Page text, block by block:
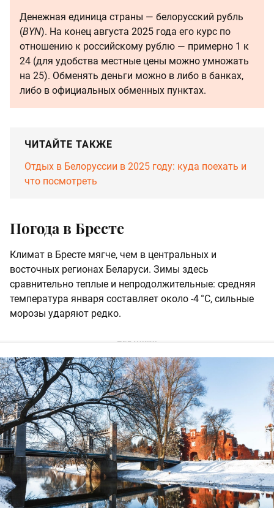
Денежная единица страны — белорусский рубль
(BYN). На конец августа 2025 года его курс по
отношению к российскому рублю — примерно 1 к
24 (для удобства местные цены можно умножать
на 25). Обменять деньги можно в либо в банках,
либо в официальных обменных пунктах.
ЧИТАЙТЕ ТАКЖЕ
Отдых в Белоруссии в 2025 году: куда поехать и
что посмотреть
Погода в Бресте
Климат в Бресте мягче, чем в центральных и
восточных регионах Беларуси. Зимы здесь
сравнительно теплые и непродолжительные: средняя
температура января составляет около -4 °C, сильные
морозы ударяют редко.